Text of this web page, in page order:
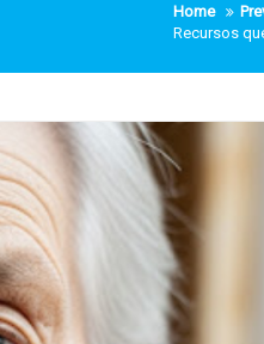
Home
Recursos